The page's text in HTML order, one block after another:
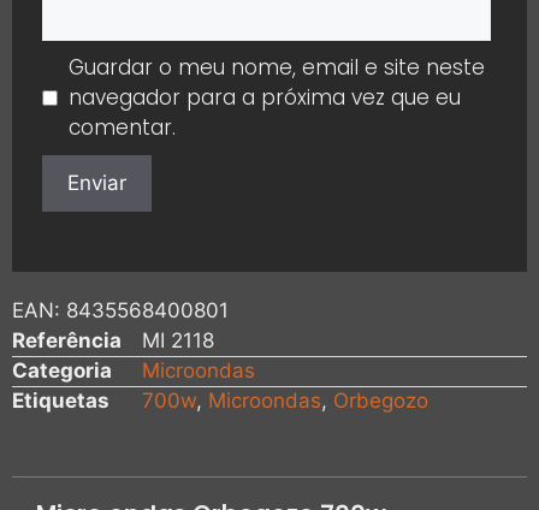
Guardar o meu nome, email e site neste
navegador para a próxima vez que eu
comentar.
EAN: 8435568400801
Referência
MI 2118
Categoria
Microondas
Etiquetas
700w, Microondas, Orbegozo